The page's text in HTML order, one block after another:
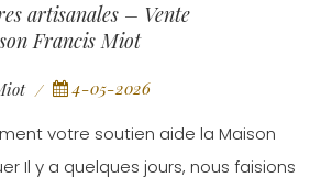
artisanales – Vente
Francis Miot
4-05-2026
votre soutien aide la Maison
Il y a quelques jours, nous faisions